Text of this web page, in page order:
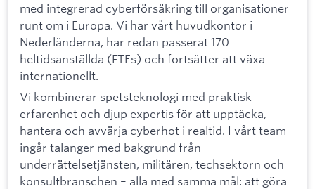
med integrerad cyberförsäkring till organisationer
runt om i Europa. Vi har vårt huvudkontor i
Nederländerna, har redan passerat 170
heltidsanställda (FTEs) och fortsätter att växa
internationellt.
Vi kombinerar spetsteknologi med praktisk
erfarenhet och djup expertis för att upptäcka,
hantera och avvärja cyberhot i realtid. I vårt team
ingår talanger med bakgrund från
underrättelsetjänsten, militären, techsektorn och
konsultbranschen – alla med samma mål: att göra